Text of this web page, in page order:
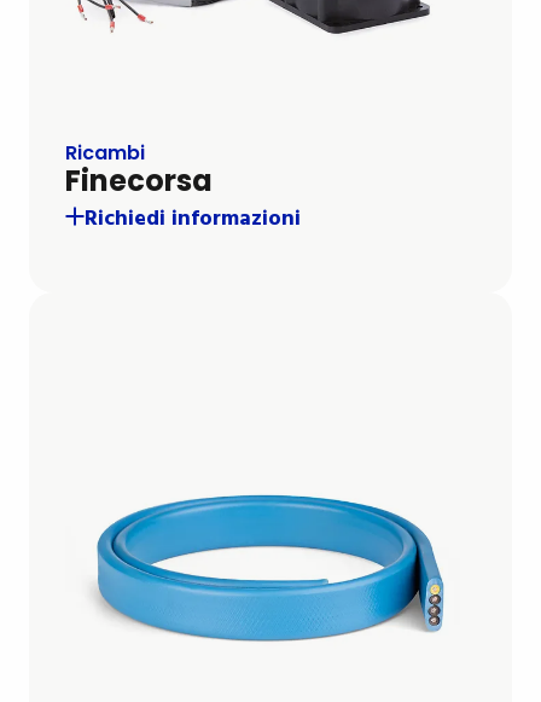
Ricambi
Finecorsa
Richiedi informazioni